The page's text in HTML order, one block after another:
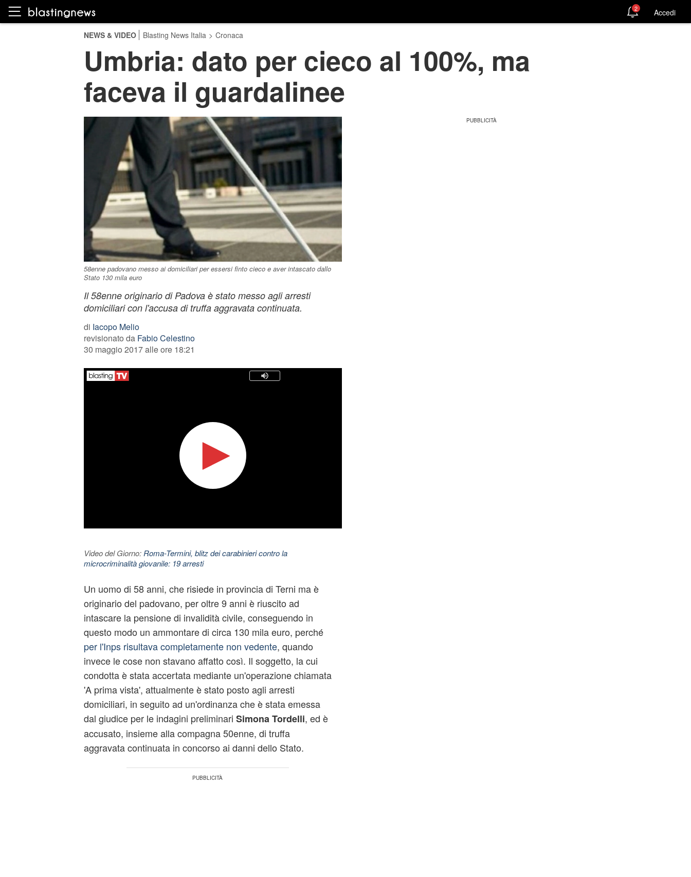
2 Accedi
NEWS & VIDEO Blasting News Italia > Cronaca
Umbria: dato per cieco al 100%, ma
faceva il guardalinee
58enne padovano messo ai domiciliari per essersi finto cieco e aver intascato dallo
Stato 130 mila euro
Il 58enne originario di Padova è stato messo agli arresti
domiciliari con l'accusa di truffa aggravata continuata.
di Iacopo Melio
revisionato da Fabio Celestino
30 maggio 2017 alle ore 18:21
Video del Giorno: Roma-Termini, blitz dei carabinieri contro la
microcriminalità giovanile: 19 arresti
Un uomo di 58 anni, che risiede in provincia di Terni ma è
originario del padovano, per oltre 9 anni è riuscito ad
intascare la pensione di invalidità civile, conseguendo in
questo modo un ammontare di circa 130 mila euro, perché
per l'Inps risultava completamente non vedente, quando
invece le cose non stavano affatto così. Il soggetto, la cui
condotta è stata accertata mediante un'operazione chiamata
'A prima vista', attualmente è stato posto agli arresti
domiciliari, in seguito ad un'ordinanza che è stata emessa
dal giudice per le indagini preliminari Simona Tordelli, ed è
accusato, insieme alla compagna 50enne, di truffa
aggravata continuata in concorso ai danni dello Stato.